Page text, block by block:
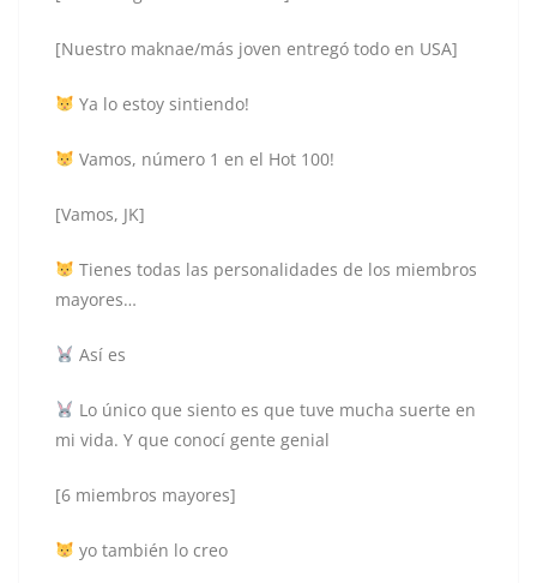
[Nuestro maknae/más joven entregó todo en USA]
Ya lo estoy sintiendo!
Vamos, número 1 en el Hot 100!
[Vamos, JK]
Tienes todas las personalidades de los miembros
mayores…
Así es
Lo único que siento es que tuve mucha suerte en
mi vida. Y que conocí gente genial
[6 miembros mayores]
yo también lo creo